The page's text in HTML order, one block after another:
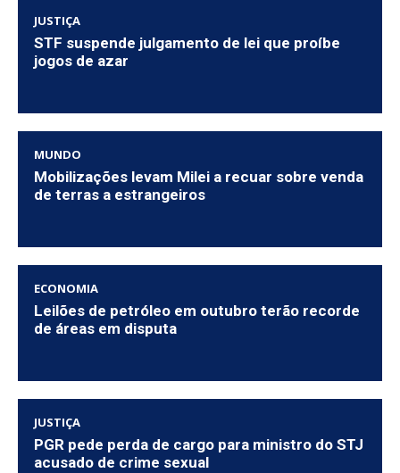
JUSTIÇA
STF suspende julgamento de lei que proíbe
jogos de azar
MUNDO
Mobilizações levam Milei a recuar sobre venda
de terras a estrangeiros
ECONOMIA
Leilões de petróleo em outubro terão recorde
de áreas em disputa
JUSTIÇA
PGR pede perda de cargo para ministro do STJ
acusado de crime sexual